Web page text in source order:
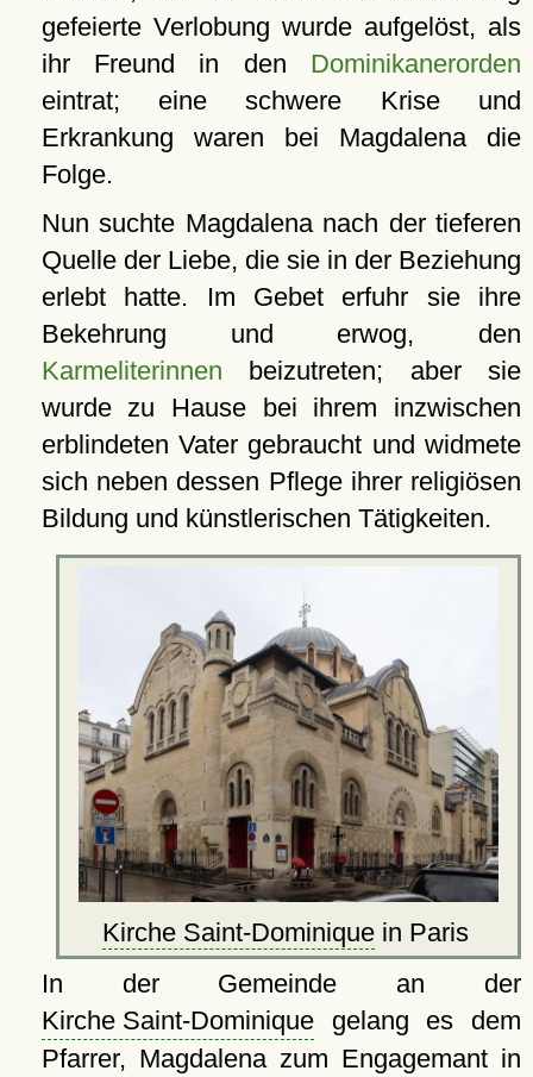
gefeierte Verlobung wurde aufgelöst, als
ihr Freund in den Dominikanerorden
eintrat; eine schwere Krise und
Erkrankung waren bei Magdalena die
Folge.
Nun suchte Magdalena nach der tieferen
Quelle der Liebe, die sie in der Beziehung
erlebt hatte. Im Gebet erfuhr sie ihre
Bekehrung und erwog, den
Karmeliterinnen beizutreten; aber sie
wurde zu Hause bei ihrem inzwischen
erblindeten Vater gebraucht und widmete
sich neben dessen Pflege ihrer religiösen
Bildung und künstlerischen Tätigkeiten.
Kirche Saint-Dominiquein Paris
In der Gemeinde an der
Kirche Saint-Dominiquegelang es dem
Pfarrer, Magdalena zum Engagemant in